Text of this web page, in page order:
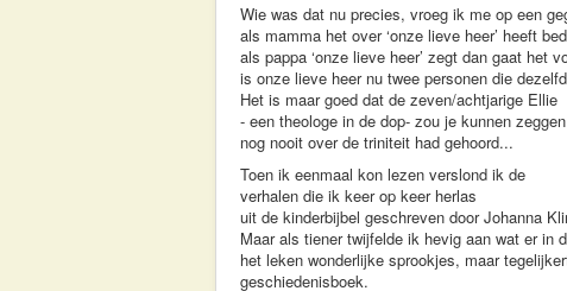
Wie was dat nu precies, vroeg ik me op een
als mamma het over ‘onze lieve heer’ heeft
als pappa ‘onze lieve heer’ zegt dan gaat het
is onze lieve heer nu twee personen die
Het is maar goed dat de zeven/achtjarige Ellie
- een theologe in de dop- zou je kunnen zeggen
nog nooit over de triniteit had gehoord...
Toen ik eenmaal kon lezen verslond ik de
verhalen die ik keer op keer herlas
uit de kinderbijbel geschreven door Johanna
Maar als tiener twijfelde ik hevig aan wat er in
het leken wonderlijke sprookjes, maar
geschiedenisboek.